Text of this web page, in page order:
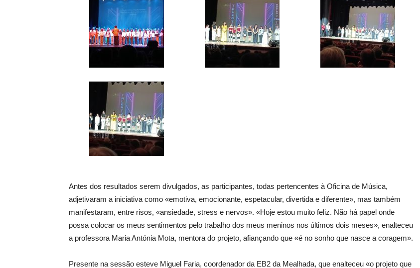
Antes dos resultados serem divulgados, as participantes, todas pertencentes à Oficina de Música,
adjetivaram a iniciativa como «emotiva, emocionante, espetacular, divertida e diferente», mas também
manifestaram, entre risos, «ansiedade, stress e nervos». «Hoje estou muito feliz. Não há papel onde
possa colocar os meus sentimentos pelo trabalho dos meus meninos nos últimos dois meses», enalteceu
a professora Maria Antónia Mota, mentora do projeto, afiançando que «é no sonho que nasce a coragem».
Presente na sessão esteve Miguel Faria, coordenador da EB2 da Mealhada, que enalteceu «o projeto que